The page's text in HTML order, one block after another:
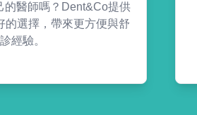
的醫師嗎？Dent&Co提供
的選擇，帶來更方便與舒
經驗。